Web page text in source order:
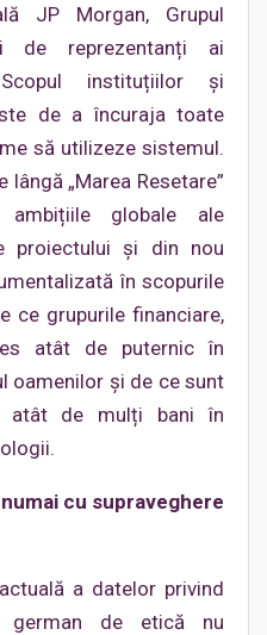
JP Morgan, Grupul
de reprezentanți ai
instituțiilor și
de a încuraja toate
să utilizeze sistemul.
„Marea Resetare”
globale ale
proiectului și din nou
în scopurile
ce grupurile financiare,
atât de puternic în
oamenilor și de ce sunt
atât de mulți bani în
cu supraveghere
a datelor privind
german de etică nu